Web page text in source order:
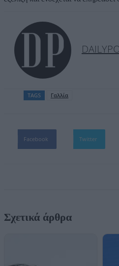
TAGS Γαλλία
Facebook Twitter
Σχετικά άρθρα